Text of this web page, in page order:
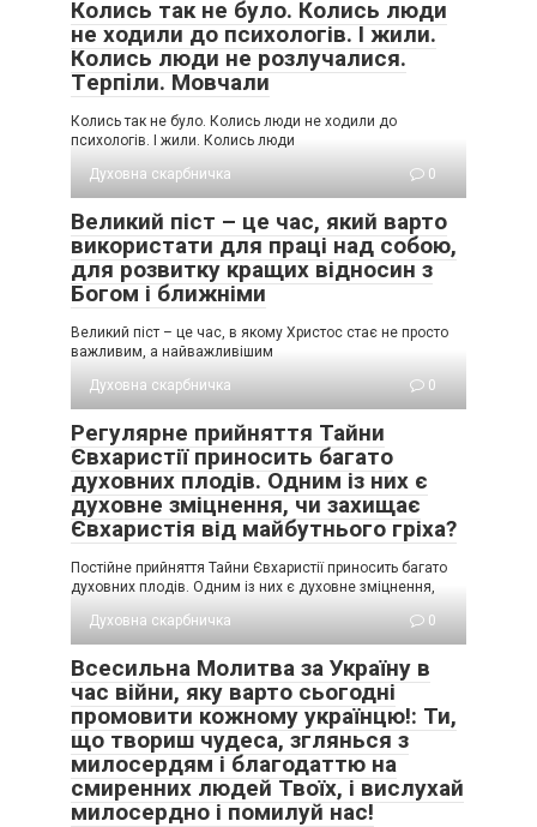
Колись так не було. Колись люди
не ходили до психологів. І жили.
Колись люди не розлучалися.
Тepпiли. Мовчали
Колись так не було. Колись люди не ходили до
психологів. І жили. Колись люди
Духовна скарбничка
0
Великий піст – це час, який варто
використати для праці над собою,
для розвитку кращих відносин з
Богом і ближніми
Великий піст – це час, в якому Христос стає не просто
важливим, а найважливішим
Духовна скарбничка
0
Регулярне прийняття Тайни
Євхаристії приносить багато
духовних плодів. Одним із них є
духовне зміцнення, чи захищає
Євхаристія від майбутнього гріха?
Постійне прийняття Тайни Євхаристії приносить багато
духовних плодів. Одним із них є духовне зміцнення,
Духовна скарбничка
0
Всесильна Молитва за Україну в
час війни, яку варто сьогодні
промовити кожному українцю!: Ти,
що твориш чудеса, зглянься з
милосердям і благодаттю на
смиренних людей Твоїх, і вислухай
милосердно і помилуй нас!